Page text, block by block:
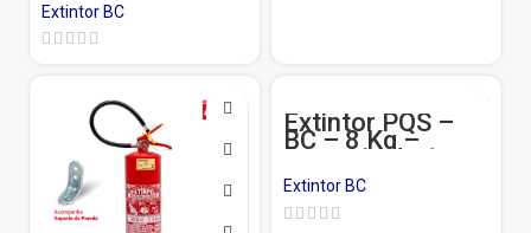
Extintor BC
Extintor PQS –
BC – 8 Kg –
Garantia de 1 ano
Extintor BC